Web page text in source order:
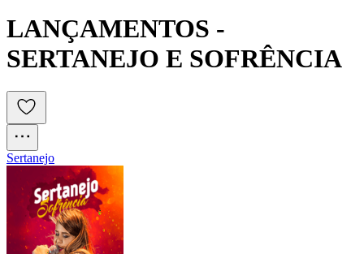
LANÇAMENTOS -
SERTANEJO E SOFRÊNCIA
Sertanejo